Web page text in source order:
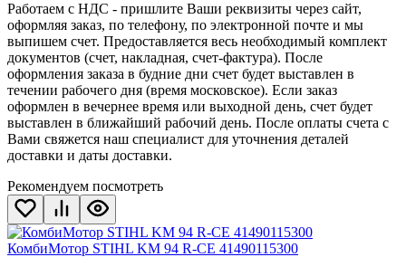
Работаем с НДС - пришлите Ваши реквизиты через сайт,
оформляя заказ, по телефону, по электронной почте и мы
выпишем счет. Предоставляется весь необходимый комплект
документов (счет, накладная, счет-фактура). После
оформления заказа в будние дни счет будет выставлен в
течении рабочего дня (время московское). Если заказ
оформлен в вечернее время или выходной день, счет будет
выставлен в ближайший рабочий день. После оплаты счета с
Вами свяжется наш специалист для уточнения деталей
доставки и даты доставки.
Рекомендуем посмотреть
КомбиМотор STIHL KM 94 R-CE 41490115300